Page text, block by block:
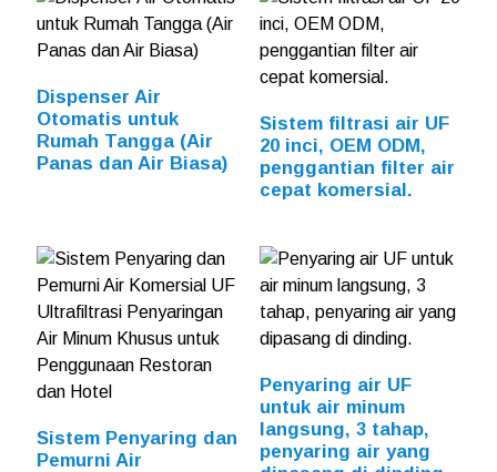
Dispenser Air
Otomatis untuk
Rumah Tangga (Air
Panas dan Air Biasa)
Sistem filtrasi air UF
20 inci, OEM ODM,
penggantian filter air
cepat komersial.
Sistem Penyaring dan
Pemurni Air
Penyaring air UF
untuk air minum
langsung, 3 tahap,
penyaring air yang